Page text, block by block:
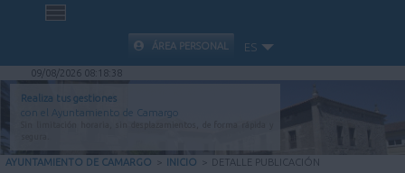
INICIO
INFORMACIÓN PÚBLICA
CARPETA CIUDADANA
ÁREA PERSONAL ES
09/08/2026 08:18:38
Realiza tus gestiones
con el Ayuntamiento de Camargo
AYUNTAMIENTO DE CAMARGO > INICIO > DETALLE PUBLICACIÓN